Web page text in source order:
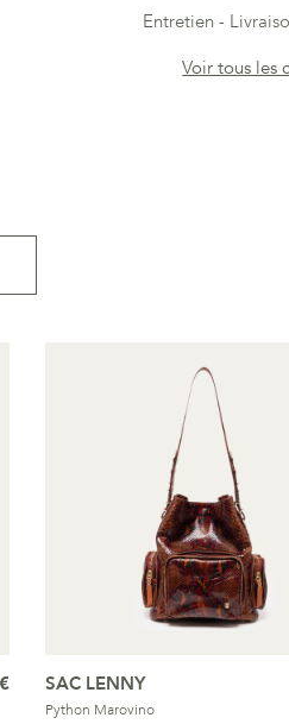
Entretien
Voir tous les
SAC LENNY
Python Marovino